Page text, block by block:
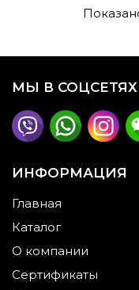
МЫ В СОЦСЕТЯХ
ИНФОРМАЦИЯ
Главная
Каталог
О компании
Сертификаты